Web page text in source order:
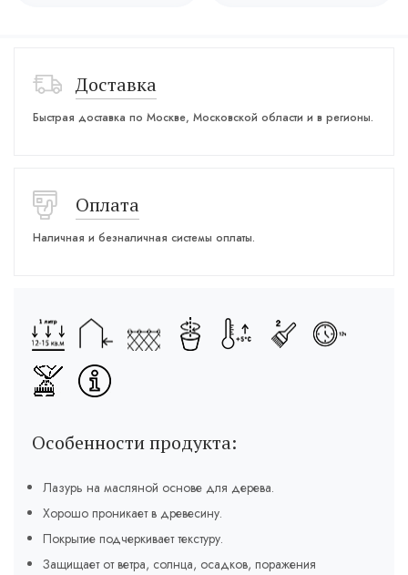
Доставка
Быстрая доставка по Москве, Московской области и в регионы.
Оплата
Наличная и безналичная системы оплаты.
Особенности продукта:
Лазурь на масляной основе для дерева.
Хорошо проникает в древесину.
Покрытие подчеркивает текстуру.
Защищает от ветра, солнца, осадков, поражения